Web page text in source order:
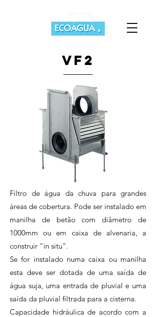
VF2
Filtro de água da chuva para grandes
áreas de cobertura. Pode ser instalado em
manilha de betão com diâmetro de
1000mm ou em caixa de alvenaria, a
construir “in situ”.
Se for instalado numa caixa ou manilha
esta deve ser dotada de uma saída de
água suja, uma entrada de pluvial e uma
saída da pluvial filtrada para a cisterna.
Capacidade hidráulica de acordo com a